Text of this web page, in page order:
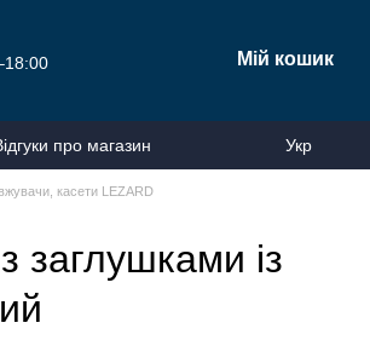
Мій кошик
про магазин Укр
касети LEZARD
заглушками із